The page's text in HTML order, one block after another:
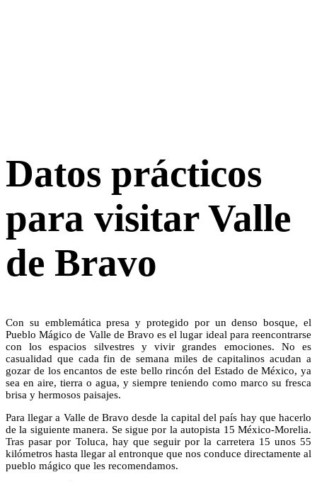
Datos prácticos
para visitar Valle
de Bravo
Con su emblemática presa y protegido por un denso bosque, el
Pueblo Mágico de Valle de Bravo es el lugar ideal para reencontrarse
con los espacios silvestres y vivir grandes emociones. No es
casualidad que cada fin de semana miles de capitalinos acudan a
gozar de los encantos de este bello rincón del Estado de México, ya
sea en aire, tierra o agua, y siempre teniendo como marco su fresca
brisa y hermosos paisajes.
Para llegar a Valle de Bravo desde la capital del país hay que hacerlo
de la siguiente manera. Se sigue por la autopista 15 México-Morelia.
Tras pasar por Toluca, hay que seguir por la carretera 15 unos 55
kilómetros hasta llegar al entronque que nos conduce directamente al
pueblo mágico que les recomendamos.